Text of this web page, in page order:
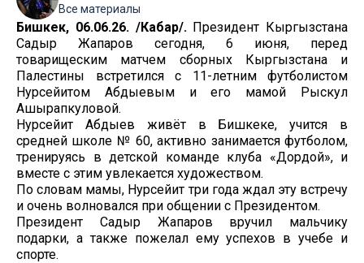
Все материалы
Бишкек, 06.06.26. /Кабар/. Президент Кыргызстана
Садыр Жапаров сегодня, 6 июня, перед
товарищеским матчем сборных Кыргызстана и
Палестины встретился с 11-летним футболистом
Нурсейитом Абдыевым и его мамой Рыскул
Ашырапкуловой.
Нурсейит Абдыев живёт в Бишкеке, учится в
средней школе № 60, активно занимается футболом,
тренируясь в детской команде клуба «Дордой», и
вместе с этим увлекается художеством.
По словам мамы, Нурсейит три года ждал эту встречу
и очень волновался при общении с Президентом.
Президент Садыр Жапаров вручил мальчику
подарки, а также пожелал ему успехов в учебе и
спорте.